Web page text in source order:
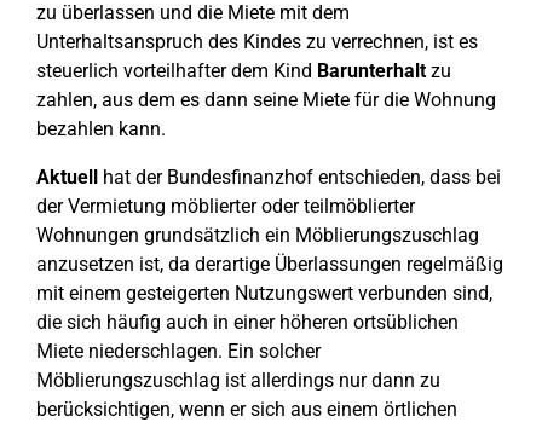
zu überlassen und die Miete mit dem
Unterhaltsanspruch des Kindes zu verrechnen, ist es
steuerlich vorteilhafter dem Kind Barunterhaltzu
zahlen, aus dem es dann seine Miete für die Wohnung
bezahlen kann.
Aktuell hat der Bundesfinanzhof entschieden, dass bei
der Vermietung möblierter oder teilmöblierter
Wohnungen grundsätzlich ein Möblierungszuschlag
anzusetzen ist, da derartige Überlassungen regelmäßig
mit einem gesteigerten Nutzungswert verbunden sind,
die sich häufig auch in einer höheren ortsüblichen
Miete niederschlagen. Ein solcher
Möblierungszuschlag ist allerdings nur dann zu
berücksichtigen, wenn er sich aus einem örtlichen